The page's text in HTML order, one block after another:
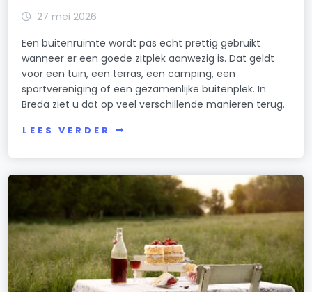
27 mei 2026
Een buitenruimte wordt pas echt prettig gebruikt
wanneer er een goede zitplek aanwezig is. Dat geldt
voor een tuin, een terras, een camping, een
sportvereniging of een gezamenlijke buitenplek. In
Breda ziet u dat op veel verschillende manieren terug.
LEES VERDER